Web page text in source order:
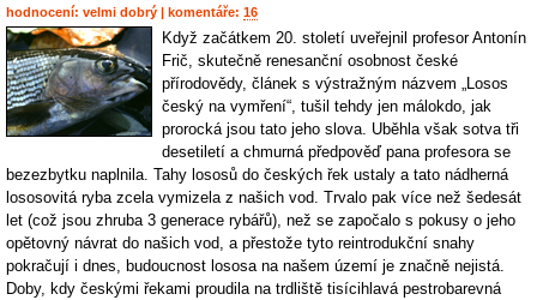
hodnocení: velmi dobrý | komentáře: 16
Když začátkem 20. století uveřejnil profesor Antonín
Frič, skutečně renesanční osobnost české
přírodovědy, článek s výstražným názvem „Losos
český na vymření“, tušil tehdy jen málokdo, jak
prorocká jsou tato jeho slova. Uběhla však sotva tři
desetiletí a chmurná předpověď pana profesora se
bezezbytku naplnila. Tahy lososů do českých řek ustaly a tato nádherná
lososovitá ryba zcela vymizela z našich vod. Trvalo pak více než šedesát
let (což jsou zhruba 3 generace rybářů), než se započalo s pokusy o jeho
opětovný návrat do našich vod, a přestože tyto reintrodukční snahy
pokračují i dnes, budoucnost lososa na našem území je značně nejistá.
Doby, kdy českými řekami proudila na trdliště tisícihlavá pestrobarevná